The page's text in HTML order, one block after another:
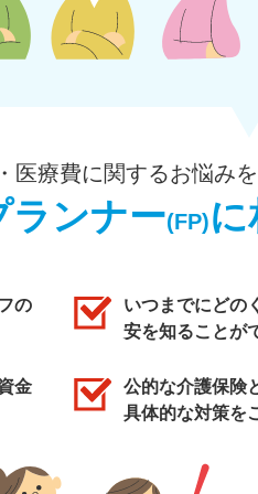
医療費に関するお悩みを
ランナー(FP)
の
いつまでにどの
安を知ることが
金
公的な介護保険
具体的な対策を